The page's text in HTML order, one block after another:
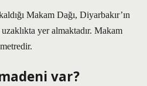
Makam Dağı, Diyarbakır’ın
yer almaktadır. Makam
var?